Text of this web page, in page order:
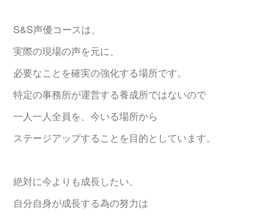
S&S声優コースは、
実際の現場の声を元に、
必要なことを確実の強化する場所です。
特定の事務所が運営する養成所ではないので
一人一人全員を、今いる場所から
ステージアップすることを目的としています。
絶対に今よりも成長したい、
自分自身が成長する為の努力は